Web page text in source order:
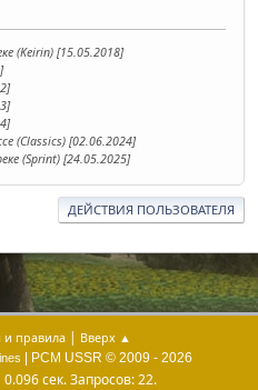
(Keirin) [15.05.2018]
(Classics) [02.06.2024]
(Sprint) [24.05.2025]
ДЕЙСТВИЯ ПОЛЬЗОВАТЕЛЯ
и правила Вверх ▲
| PCM USSR © 2009 - 2026
сек. Запросов: 22.